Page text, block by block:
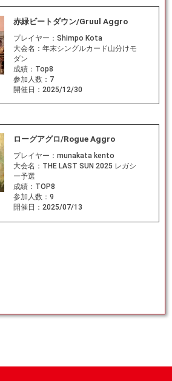
赤緑ビートダウン/Gruul Aggro
プレイヤー： Shimpo Kota
大会名： 年末シングルカード山分けモ
ダン
成績： Top8
参加人数： 7
開催日： 2025/12/30
ローグアグロ/Rogue Aggro
プレイヤー： munakata kento
大会名： THE LAST SUN 2025 レガシ
ー予選
成績： TOP8
参加人数： 9
開催日： 2025/07/13